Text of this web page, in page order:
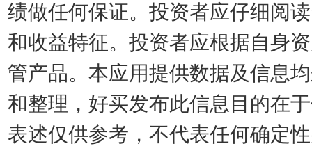
绩做任何保证。投资者应仔细阅
和收益特征。投资者应根据自身
管产品。本应用提供数据及信息
和整理，好买发布此信息目的在
表述仅供参考，不代表任何确定